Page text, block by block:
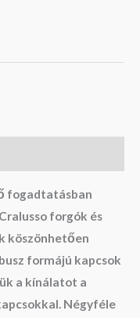
fogadtatásban
Cralusso forgók és
köszönhetően
formájú kapcsok
a kínálatot a
. Négyféle